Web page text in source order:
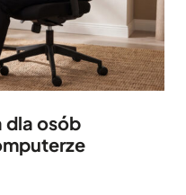
dla osób